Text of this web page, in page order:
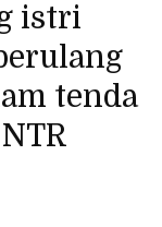
istri
tenda